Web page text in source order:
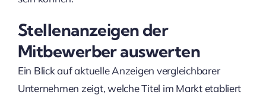
Stellenanzeigen der
Mitbewerber auswerten
Ein Blick auf aktuelle Anzeigen vergleichbarer
Unternehmen zeigt, welche Titel im Markt etabliert